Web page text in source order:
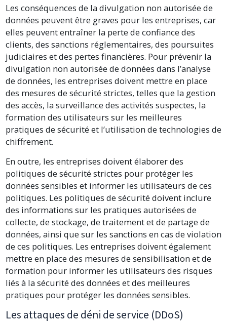
Les conséquences de la divulgation non autorisée de
données peuvent être graves pour les entreprises, car
elles peuvent entraîner la perte de confiance des
clients, des sanctions réglementaires, des poursuites
judiciaires et des pertes financières. Pour prévenir la
divulgation non autorisée de données dans l’analyse
de données, les entreprises doivent mettre en place
des mesures de sécurité strictes, telles que la gestion
des accès, la surveillance des activités suspectes, la
formation des utilisateurs sur les meilleures
pratiques de sécurité et l’utilisation de technologies de
chiffrement.
En outre, les entreprises doivent élaborer des
politiques de sécurité strictes pour protéger les
données sensibles et informer les utilisateurs de ces
politiques. Les politiques de sécurité doivent inclure
des informations sur les pratiques autorisées de
collecte, de stockage, de traitement et de partage de
données, ainsi que sur les sanctions en cas de violation
de ces politiques. Les entreprises doivent également
mettre en place des mesures de sensibilisation et de
formation pour informer les utilisateurs des risques
liés à la sécurité des données et des meilleures
pratiques pour protéger les données sensibles.
Les attaques de déni de service (DDoS)